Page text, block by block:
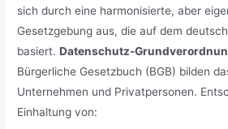
sich durch eine harmonisierte, aber
Gesetzgebung aus, die auf dem
basiert.Datenschutz-
Bürgerliche Gesetzbuch (BGB) bilden
Unternehmen und Privatpersonen.
Einhaltung von: